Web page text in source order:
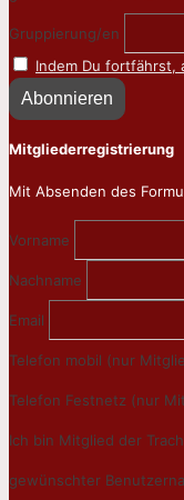
Gruppierung/en
Indem Du fortfährst,
Mitgliederregistrierung
Mit Absenden des
Vorname
Nachname
Email
Telefon mobil (nur
Telefon Festnetz (nur
Ich bin Mitglied der
gewünschter